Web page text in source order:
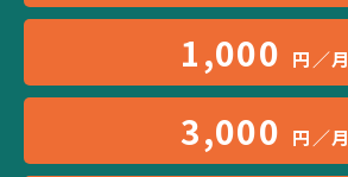
1,000 円／月
3,000 円／月